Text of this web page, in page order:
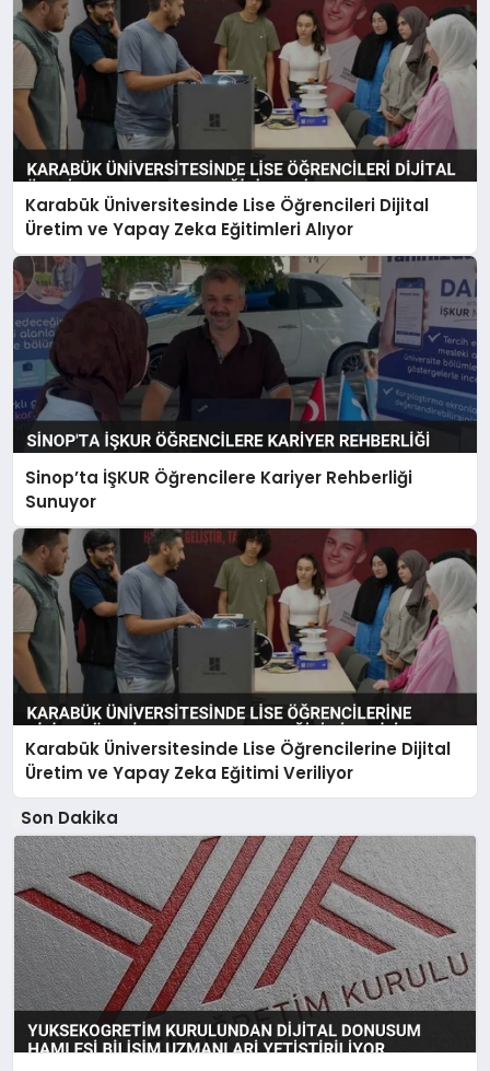
Karabük Üniversitesinde Lise Öğrencileri Dijital
Üretim ve Yapay Zeka Eğitimleri Alıyor
Sinop’ta İŞKUR Öğrencilere Kariyer Rehberliği
Sunuyor
Karabük Üniversitesinde Lise Öğrencilerine Dijital
Üretim ve Yapay Zeka Eğitimi Veriliyor
Son Dakika